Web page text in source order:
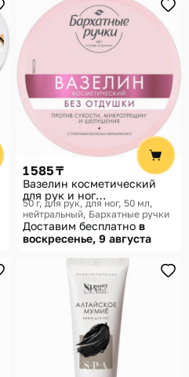
1 585 ₸
Вазелин косметический
для рук и ног
увлажняющий для сухой
кожи от трещин и
шелушений с пчелиным
воском и витамином Е
50 г, для рук, для ног, 50 мл,
нейтральный Бархатные ручки
Доставим бесплатно в
воскресенье, 9 августа